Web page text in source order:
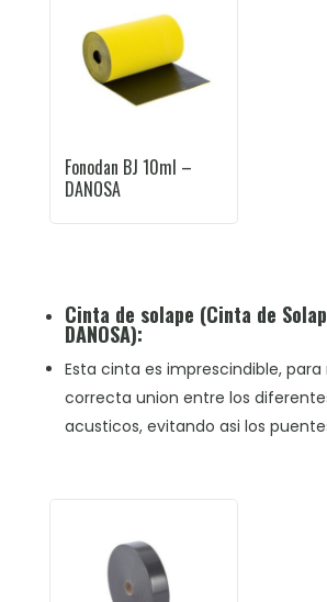
Fonodan BJ 10ml –
DANOSA
Cinta de solape (Cinta de
DANOSA):
Esta cinta es imprescindible, para
correcta union entre los
acusticos, evitando asi los